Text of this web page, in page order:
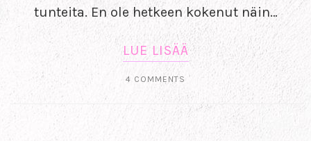
tunteita. En ole hetkeen kokenut näin…
LUE LISÄÄ
4 COMMENTS